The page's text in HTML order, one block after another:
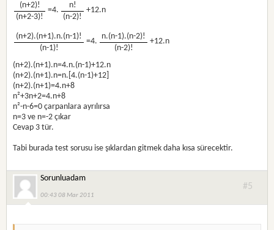
(n+2)!
(n+2-3)!
=4.
n!
(n-2)!
+12.n
(n+2).(n+1).n.(n-1)!
(n-1)!
=4.
n.(n-1).(n-2)!
(n-2)!
+12.n
(n+2).(n+1).n=4.n.(n-1)+12.n
(n+2).(n+1).n=n.[4.(n-1)+12]
(n+2).(n+1)=4.n+8
n²+3n+2=4.n+8
n²-n-6=0 çarpanlara ayrılırsa
n=3 ve n=-2 çıkar
Cevap 3 tür.
Tabi burada test sorusu ise şıklardan gitmek daha kısa sürecektir.
Sorunluadam
00:43 08 Mar 2011
#5